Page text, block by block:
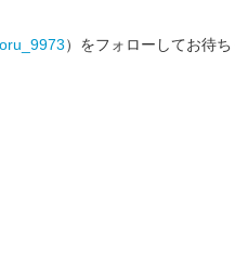
）をフォローしてお待ち